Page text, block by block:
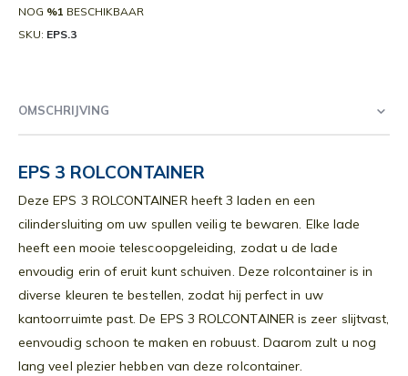
NOG %1 BESCHIKBAAR
SKU EPS.3
OMSCHRIJVING
EPS 3 ROLCONTAINER
Deze EPS 3 ROLCONTAINER heeft 3 laden en een
cilindersluiting om uw spullen veilig te bewaren. Elke lade
heeft een mooie telescoopgeleiding, zodat u de lade
envoudig erin of eruit kunt schuiven. Deze rolcontainer is in
diverse kleuren te bestellen, zodat hij perfect in uw
kantoorruimte past. De EPS 3 ROLCONTAINER is zeer slijtvast,
eenvoudig schoon te maken en robuust. Daarom zult u nog
lang veel plezier hebben van deze rolcontainer.